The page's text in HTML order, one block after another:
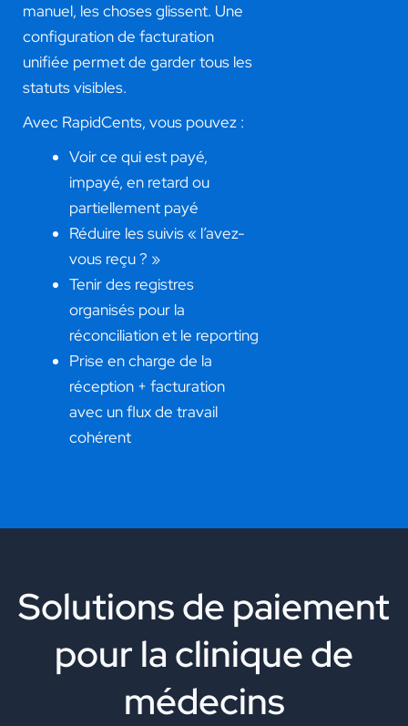
manuel, les choses glissent. Une
configuration de facturation
unifiée permet de garder tous les
statuts visibles.
Avec RapidCents, vous pouvez :
Voir ce qui est payé,
impayé, en retard ou
partiellement payé
Réduire les suivis « l’avez-
vous reçu ? »
Tenir des registres
organisés pour la
réconciliation et le reporting
Prise en charge de la
réception + facturation
avec un flux de travail
cohérent
Solutions de paiement
pour la clinique de
médecins